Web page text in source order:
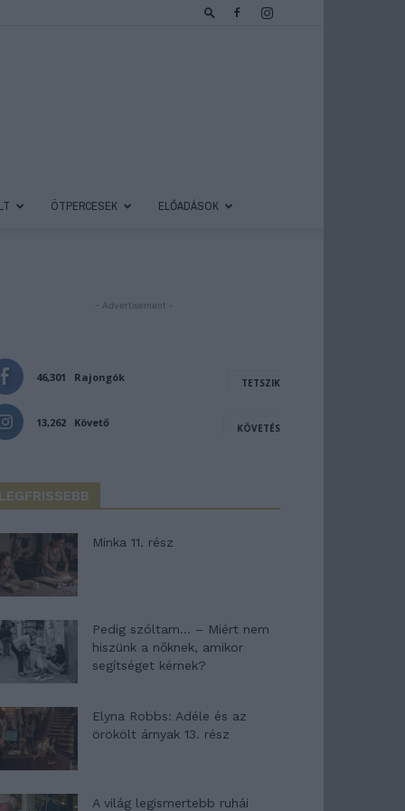
ÖTPERCESEK ELŐADÁSOK
- Advertisement -
46,301 Rajongók TETSZIK
13,262 Követő KÖVETÉS
Minka 11. rész
Pedig szóltam… – Miért nem
hiszünk a nőknek, amikor
segítséget kérnek?
Elyna Robbs: Adéle és az
örökölt árnyak 13. rész
A világ legismertebb ruhái